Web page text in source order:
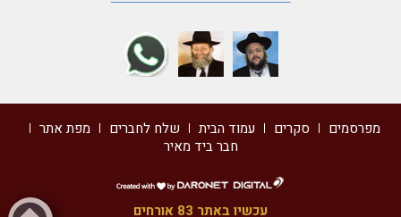
מפרסמים סקרים עמוד הבית שלח לחברים
מפת אתר
חבר ביד מאיר
דרונט
דיגיטל עכשיו באתר 83 אורחים